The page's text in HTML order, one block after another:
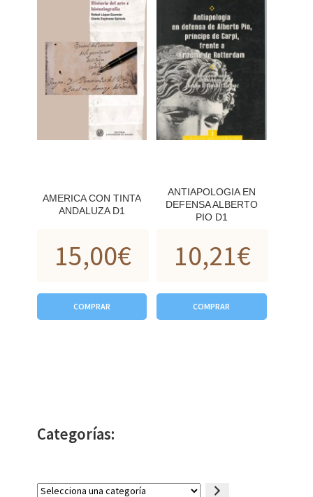
AMERICA CON TINTA
ANDALUZA D1
15,00€
COMPRAR
ANTIAPOLOGIA EN
DEFENSA ALBERTO
PIO D1
10,21€
COMPRAR
Categorías:
Selecciona